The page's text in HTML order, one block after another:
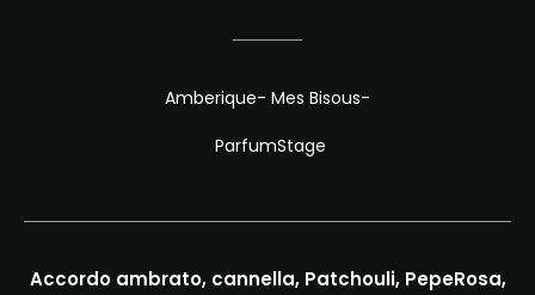
Amberique- Mes Bisous-
ParfumStage
Accordo ambrato, cannella, Patchouli, PepeRosa,